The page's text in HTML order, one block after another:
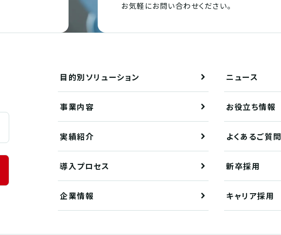
お気軽にお問い合わせください。
目的別ソリューション ニュース
事業内容 お役立ち情報
実績紹介 よくあるご質問
導入プロセス 新卒採用
企業情報 キャリア採用